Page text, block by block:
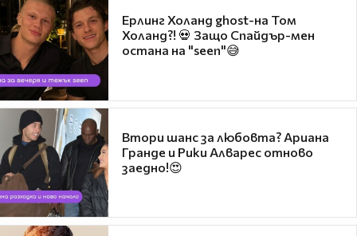
Ерлинг Холанд ghost-на Том
Холанд?! 💀 Защо Спайдър-мен
остана на "seen"😅
Втори шанс за любовта? Ариана
Гранде и Рики Алварес отново
заедно!😍